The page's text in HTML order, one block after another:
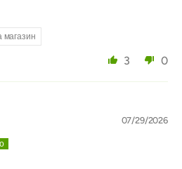
магазин
3 0
07/29/2026